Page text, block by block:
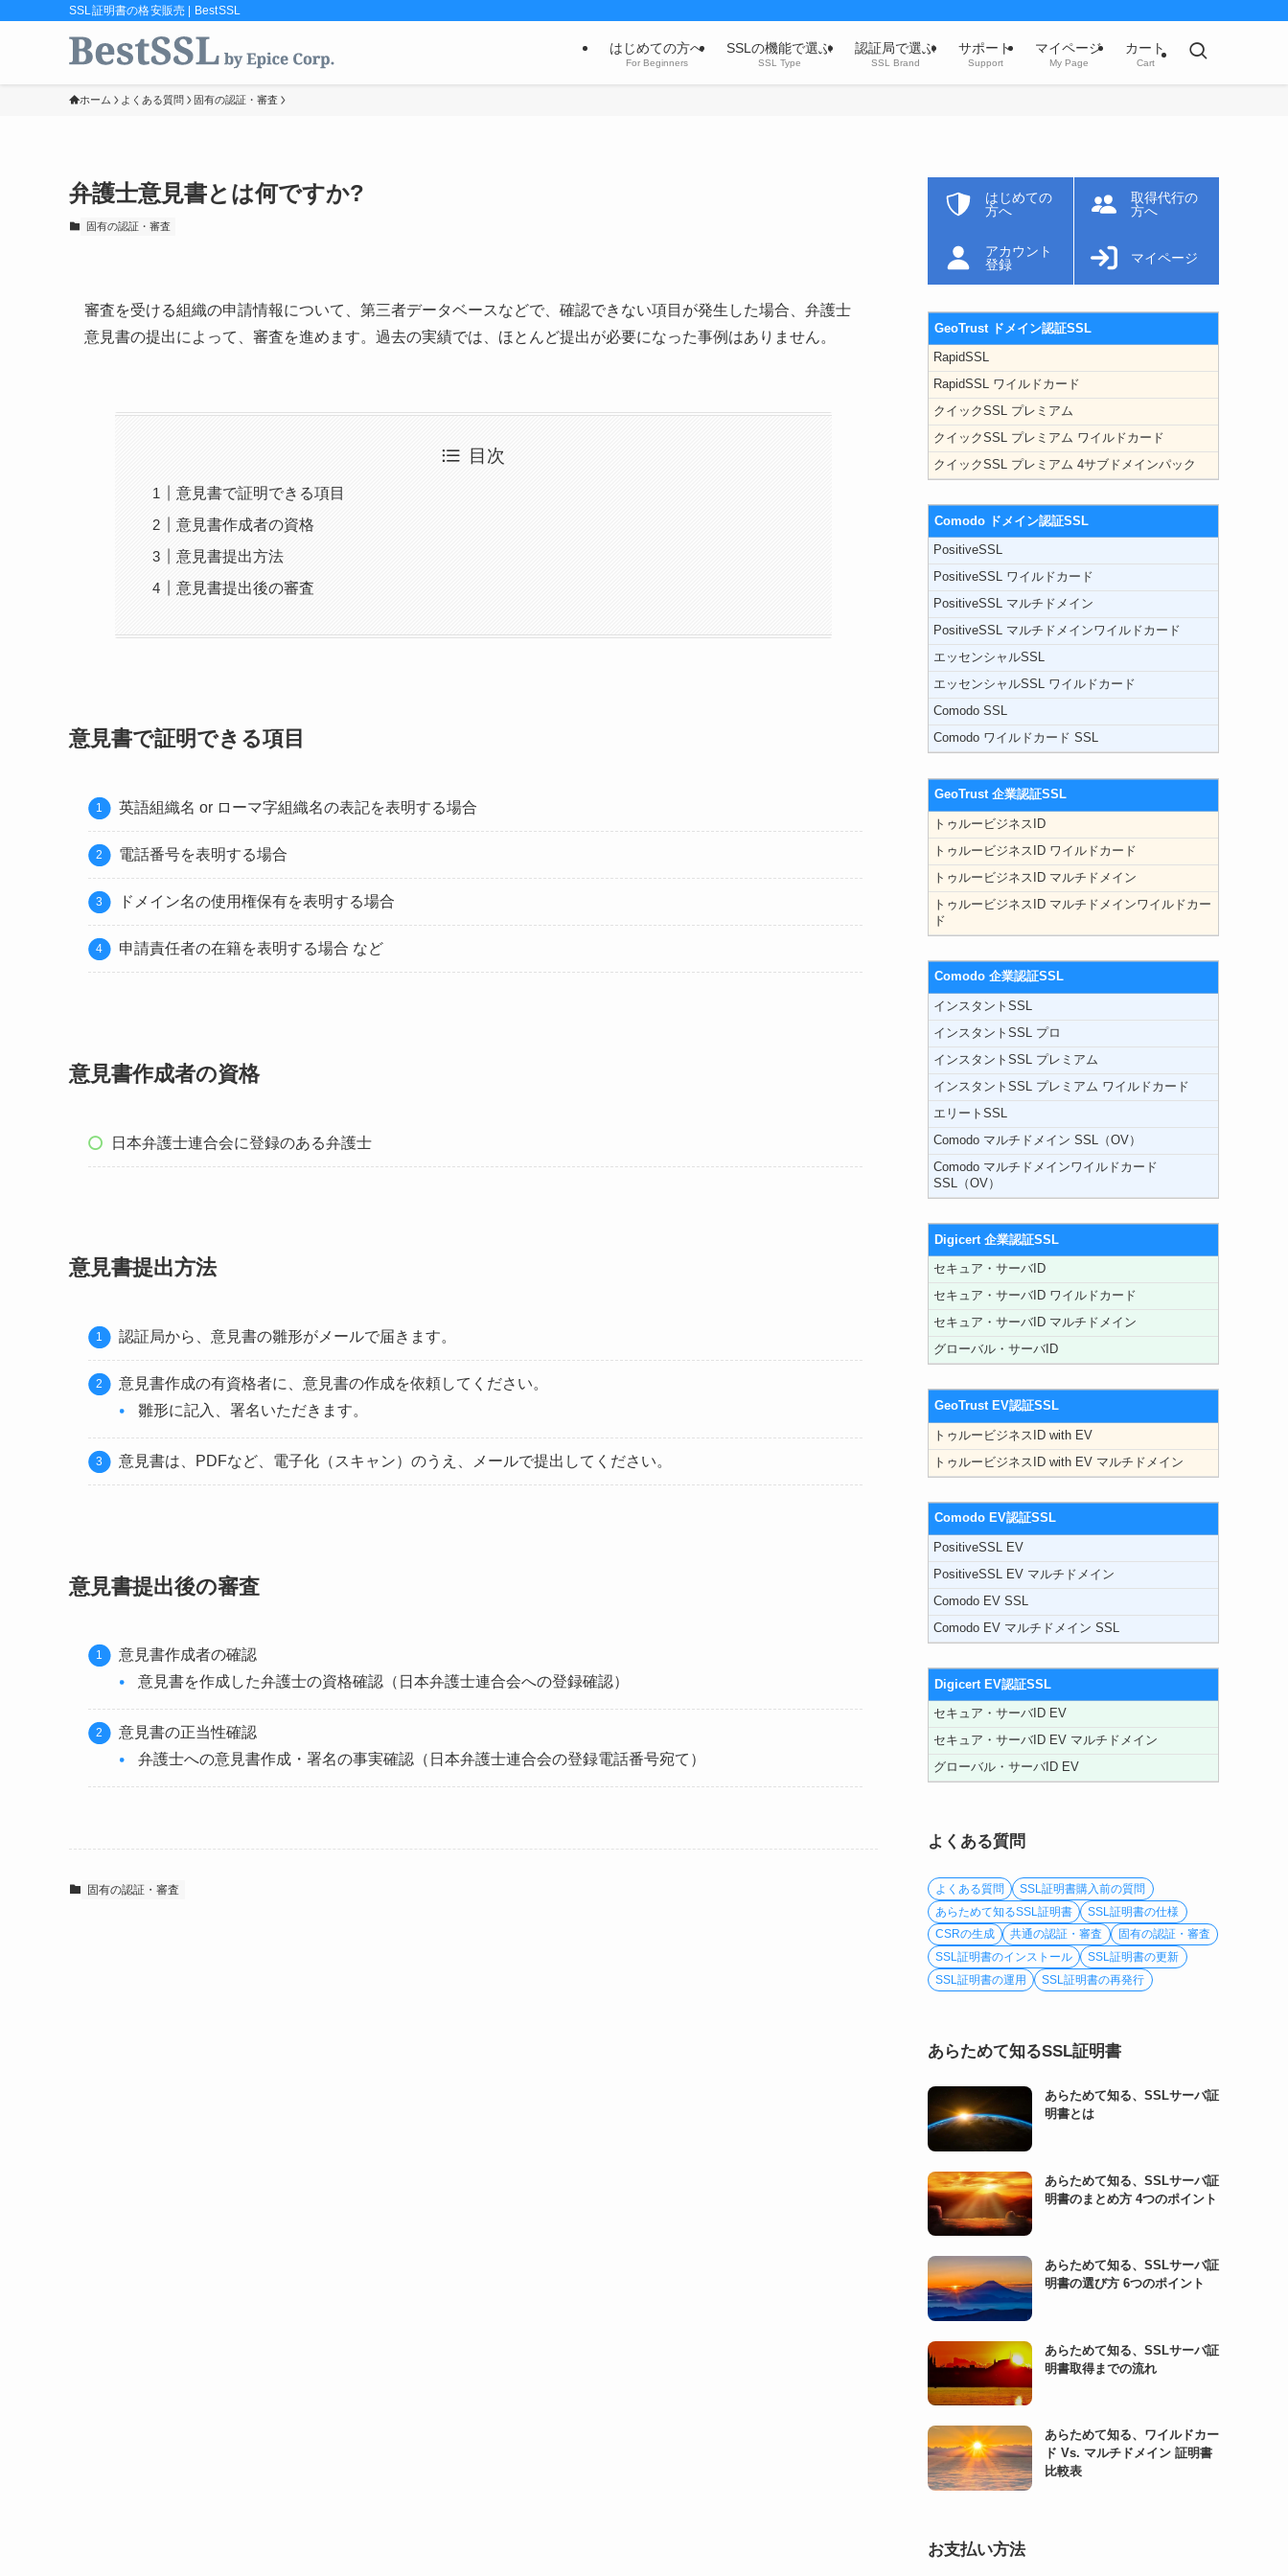
SSL証明書の格安販売 | BestSSL
はじめての方へ
For Beginners
SSLの機能で選ぶ
SSL Type
認証局で選ぶ
SSL Brand
サポート
Support
マイページ
My Page
カート
Cart
ホーム よくある質問 固有の認証・審査
弁護士意見書とは何ですか?
固有の認証・審査
審査を受ける組織の申請情報について、第三者データベースなどで、確認できない項目が発生した場合、弁護士
意見書の提出によって、審査を進めます。過去の実績では、ほとんど提出が必要になった事例はありません。
目次
意見書で証明できる項目
意見書作成者の資格
意見書提出方法
意見書提出後の審査
意見書で証明できる項目
英語組織名 or ローマ字組織名の表記を表明する場合
電話番号を表明する場合
ドメイン名の使用権保有を表明する場合
申請責任者の在籍を表明する場合 など
意見書作成者の資格
日本弁護士連合会に登録のある弁護士
意見書提出方法
認証局から、意見書の雛形がメールで届きます。
意見書作成の有資格者に、意見書の作成を依頼してください。
雛形に記入、署名いただきます。
意見書は、PDFなど、電子化（スキャン）のうえ、メールで提出してください。
意見書提出後の審査
意見書作成者の確認
意見書を作成した弁護士の資格確認（日本弁護士連合会への登録確認）
意見書の正当性確認
弁護士への意見書作成・署名の事実確認（日本弁護士連合会の登録電話番号宛て）
固有の認証・審査
はじめての
方へ
取得代行の
方へ
アカウント
登録
マイページ
GeoTrust ドメイン認証SSL
RapidSSL
RapidSSL ワイルドカード
クイックSSL プレミアム
クイックSSL プレミアム ワイルドカード
クイックSSL プレミアム 4サブドメインパック
Comodo ドメイン認証SSL
PositiveSSL
PositiveSSL ワイルドカード
PositiveSSL マルチドメイン
PositiveSSL マルチドメインワイルドカード
エッセンシャルSSL
エッセンシャルSSL ワイルドカード
Comodo SSL
Comodo ワイルドカード SSL
GeoTrust 企業認証SSL
トゥルービジネスID
トゥルービジネスID ワイルドカード
トゥルービジネスID マルチドメイン
トゥルービジネスID マルチドメインワイルドカー
ド
Comodo 企業認証SSL
インスタントSSL
インスタントSSL プロ
インスタントSSL プレミアム
インスタントSSL プレミアム ワイルドカード
エリートSSL
Comodo マルチドメイン SSL（OV）
Comodo マルチドメインワイルドカード
SSL（OV）
Digicert 企業認証SSL
セキュア・サーバID
セキュア・サーバID ワイルドカード
セキュア・サーバID マルチドメイン
グローバル・サーバID
GeoTrust EV認証SSL
トゥルービジネスID with EV
トゥルービジネスID with EV マルチドメイン
Comodo EV認証SSL
PositiveSSL EV
PositiveSSL EV マルチドメイン
Comodo EV SSL
Comodo EV マルチドメイン SSL
Digicert EV認証SSL
セキュア・サーバID EV
セキュア・サーバID EV マルチドメイン
グローバル・サーバID EV
よくある質問
よくある質問
SSL証明書購入前の質問
あらためて知るSSL証明書
SSL証明書の仕様
CSRの生成
共通の認証・審査
固有の認証・審査
SSL証明書のインストール
SSL証明書の更新
SSL証明書の運用
SSL証明書の再発行
あらためて知るSSL証明書
あらためて知る、SSLサーバ証
明書とは
あらためて知る、SSLサーバ証
明書のまとめ方 4つのポイント
あらためて知る、SSLサーバ証
明書の選び方 6つのポイント
あらためて知る、SSLサーバ証
明書取得までの流れ
あらためて知る、ワイルドカー
ド Vs. マルチドメイン 証明書
比較表
お支払い方法